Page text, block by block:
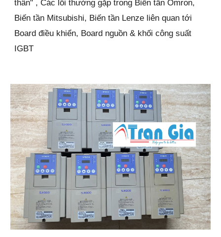
thân" , Các lỗi thường gặp trong Biến tần Omron,
Biến tần Mitsubishi, Biến tần Lenze liên quan tới
Board điều khiển, Board nguồn & khối công suất
IGBT